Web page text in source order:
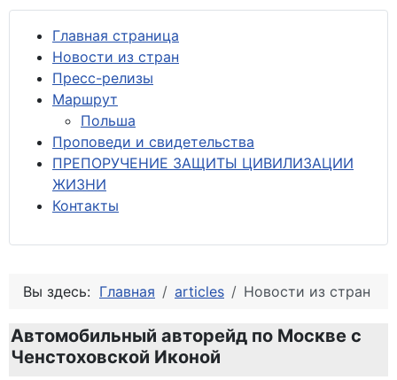
Главная страница
Новости из стран
Пресс-релизы
Маршрут
Польша
Проповеди и свидетельства
ПРЕПОРУЧЕНИЕ ЗАЩИТЫ ЦИВИЛИЗАЦИИ
ЖИЗНИ
Контакты
Вы здесь: Главная articles Новости из стран
Автомобильный авторейд по Москве с
Ченстоховской Иконой